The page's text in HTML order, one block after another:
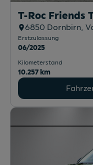
T-Roc Friends
6850 Dornbirn,
Erstzulassung
06/2025
Kilometerstand
10.257 km